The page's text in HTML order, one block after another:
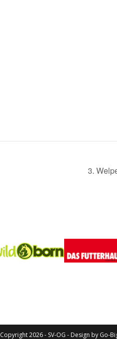
3.
Copyright 2026 - SV-OG - Design by Go-